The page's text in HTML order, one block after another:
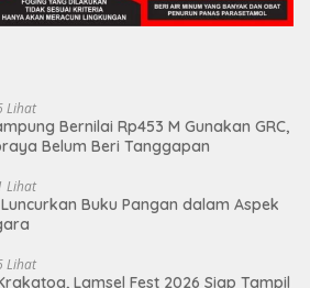
Lihat
Bernilai Rp453 M Gunakan GRC,
Belum Beri Tanggapan
Lihat
Buku Pangan dalam Aspek
Lihat
Lamsel Fest 2026 Siap Tampil